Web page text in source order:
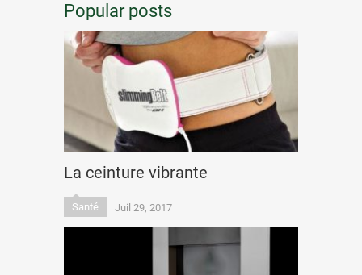
Popular posts
La ceinture vibrante
Santé Juil 29, 2017